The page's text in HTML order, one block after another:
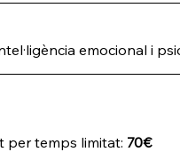
emocional i
per temps limitat: 70€